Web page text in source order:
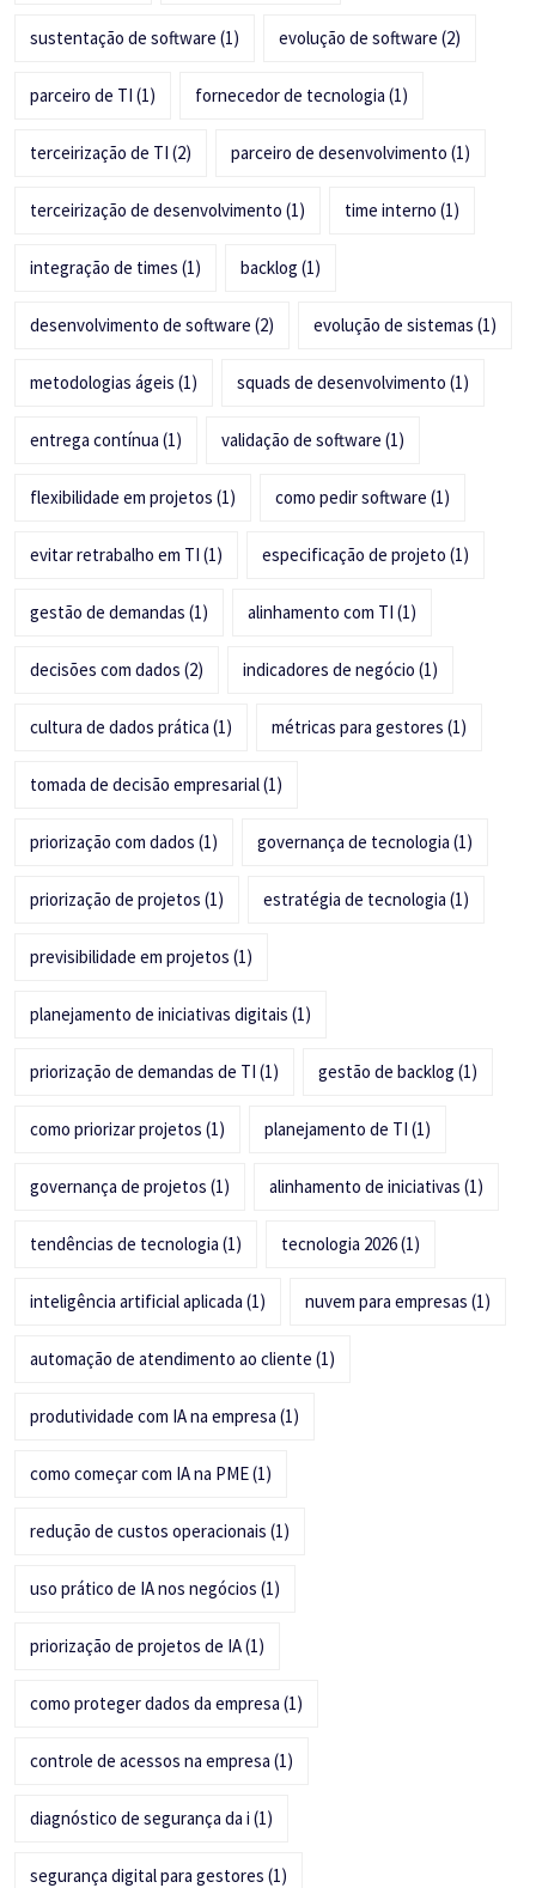
sustentação de software (1) evolução de software (2)
parceiro de TI (1) fornecedor de tecnologia (1)
terceirização de TI (2) parceiro de desenvolvimento (1)
terceirização de desenvolvimento (1) time interno (1)
integração de times (1) backlog (1)
desenvolvimento de software (2) evolução de sistemas (1)
metodologias ágeis (1) squads de desenvolvimento (1)
entrega contínua (1) validação de software (1)
flexibilidade em projetos (1) como pedir software (1)
evitar retrabalho em TI (1) especificação de projeto (1)
gestão de demandas (1) alinhamento com TI (1)
decisões com dados (2) indicadores de negócio (1)
cultura de dados prática (1) métricas para gestores (1)
tomada de decisão empresarial(1)
priorização com dados (1) governança de tecnologia (1)
priorização de projetos (1) estratégia de tecnologia (1)
previsibilidade em projetos (1)
planejamento de iniciativas digitais (1)
priorização de demandas de TI (1) gestão de backlog (1)
como priorizar projetos (1) planejamento de TI (1)
governança de projetos (1) alinhamento de iniciativas (1)
tendências de tecnologia (1) tecnologia 2026(1)
inteligência artificial aplicada (1) nuvem para empresas (1)
automação de atendimento ao cliente (1)
produtividade com IA na empresa (1)
como começar com IA na PME(1)
redução de custos operacionais (1)
uso prático de IA nos negócios (1)
priorização de projetos de IA(1)
como proteger dados da empresa (1)
controle de acessos na empresa (1)
diagnóstico de segurança da i (1)
segurança digital para gestores (1)